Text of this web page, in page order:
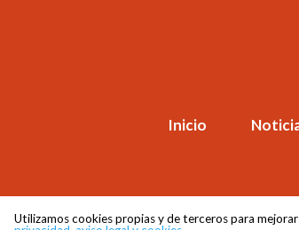
Inicio
Utilizamos cookies propias y de terceros para